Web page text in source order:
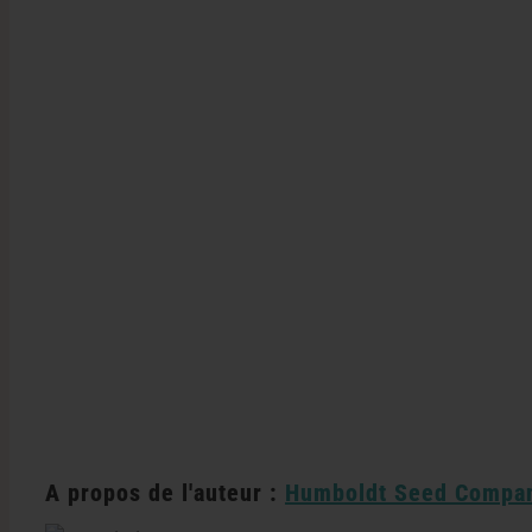
A propos de l'auteur : Humboldt Seed